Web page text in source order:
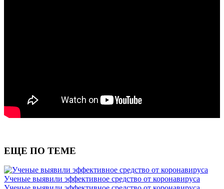
ЕЩЕ ПО ТЕМЕ
Ученые выявили эффективное средство от коронавируса